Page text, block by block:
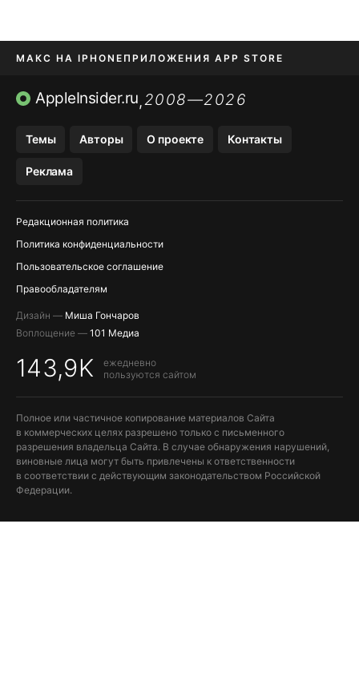
МАКС НА IPHONE ПРИЛОЖЕНИЯ APP STORE
TIKTOK НА IPHONEПРИЛОЖЕНИЯ БЕЗ APP STORE
AppleInsider.ru,2008—2026
Темы Авторы О проекте Контакты
Реклама
Редакционная политика
Политика конфиденциальности
Пользовательское соглашение
Правообладателям
Дизайн — Миша Гончаров
Воплощение — 101 Медиа
143,9K
ежедневно
пользуются сайтом
Полное или частичное копирование материалов Сайта
в коммерческих целях разрешено только с письменного
разрешения владельца Сайта. В случае обнаружения нарушений,
виновные лица могут быть привлечены к ответственности
в соответствии с действующим законодательством Российской
Федерации.